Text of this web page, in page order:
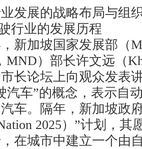
展的战略布局与组
业的发展历程
加坡国家发展部（
MND）部长许文远（
长论坛上向观众发表
汽车”的概念，表示自
车。隔年，新加坡政
2025）”计划，
在城市中建立一个由